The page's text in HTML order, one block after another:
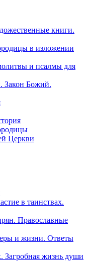
книги.
в изложении
и псалмы для
Закон Божий.
Церкви
в таинствах.
Православные
и жизни. Ответы
Загробная жизнь души